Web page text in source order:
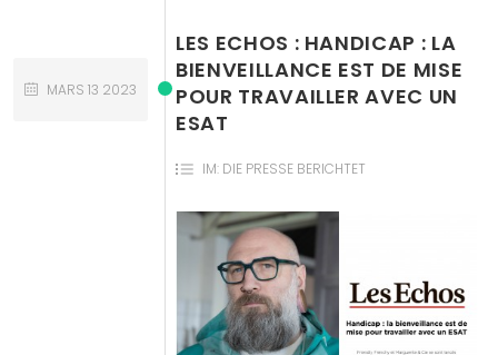
LES ECHOS : HANDICAP : LA
BIENVEILLANCE EST DE MISE
POUR TRAVAILLER AVEC UN
ESAT
IM: DIE PRESSE BERICHTET
MARS 13 2023